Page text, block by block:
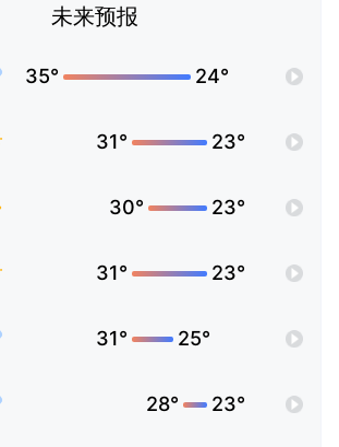
未来预报
35° 24°
31° 23°
30° 23°
31° 23°
31° 25°
28° 23°